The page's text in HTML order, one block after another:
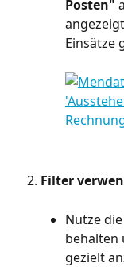
Posten"
Einsätze
Filter
Nutze die
behalten
gezielt